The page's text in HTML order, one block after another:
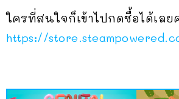
ใครที่สนใจก็เข้าไปกดซื้อได้เลย
https://